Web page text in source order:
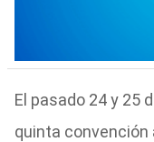
El pasado 24 y 25
quinta convención